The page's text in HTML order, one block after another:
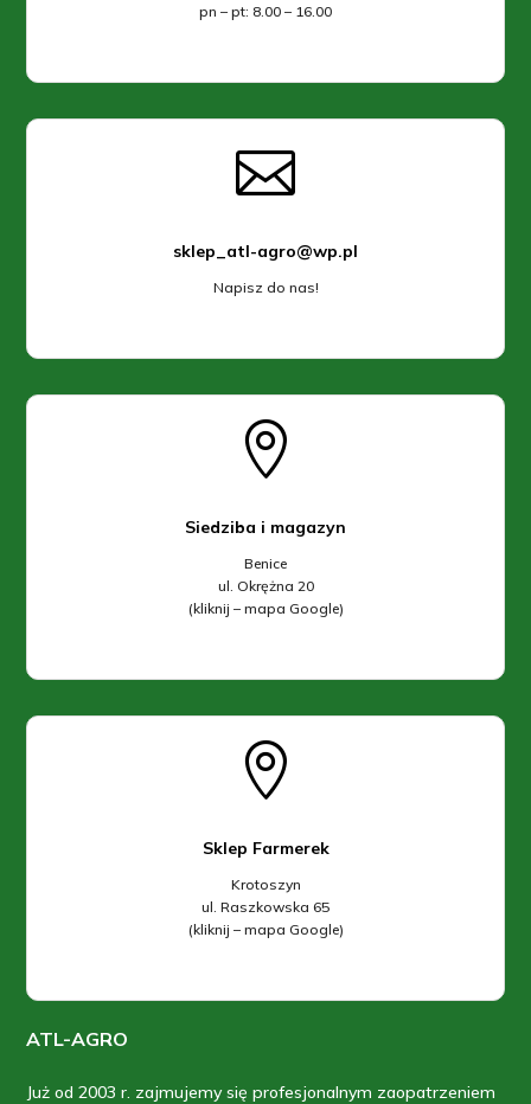
pn – pt: 8.00 – 16.00

sklep_atl-agro@wp.pl
Napisz do nas!

Siedziba i magazyn
Benice
ul. Okrężna 20
(kliknij – mapa Google)

Sklep Farmerek
Krotoszyn
ul. Raszkowska 65
(kliknij – mapa Google)
ATL-AGRO
Już od 2003 r. zajmujemy się profesjonalnym zaopatrzeniem